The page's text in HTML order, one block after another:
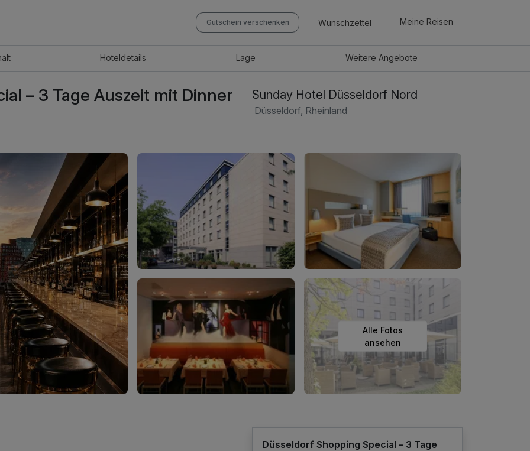
Gutschein verschenken Wunschzettel Meine Reisen
Hoteldetails Lage WeitereAngebote
– 3 Tage Auszeit mit Dinner
Sunday Hotel Düsseldorf Nord
Düsseldorf, Rheinland
Alle Fotos
ansehen
Düsseldorf Shopping Special – 3 Tage